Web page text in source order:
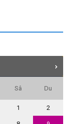
Sâ Du
1 2